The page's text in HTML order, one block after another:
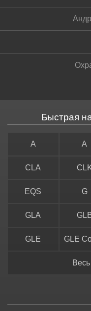
Быстрая
A A
CLA
EQS G
GLA
GLE GLE